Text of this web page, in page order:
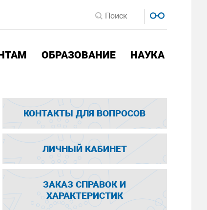
ОБРАЗОВАНИЕ НАУКА
КОНТАКТЫ ДЛЯ ВОПРОСОВ
ЛИЧНЫЙ КАБИНЕТ
ЗАКАЗ СПРАВОК И
ХАРАКТЕРИСТИК